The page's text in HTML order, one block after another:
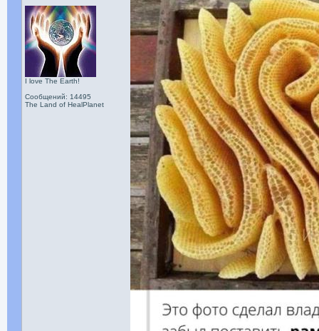
I love The Earth!
Сообщений: 14495
The Land of HealPlanet